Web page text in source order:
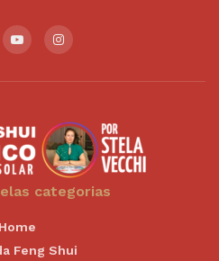
categorias
Home
Feng Shui